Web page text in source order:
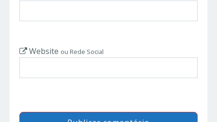
Website ou Rede Social